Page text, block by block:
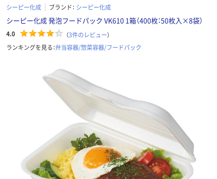
シーピー化成 ブランド： シーピー化成
シーピー化成 発泡フードパック VK610 1箱（400枚：50枚入×8袋）
4.0 （3件のレビュー）
ランキングを見る：弁当容器/惣菜容器/フードパック